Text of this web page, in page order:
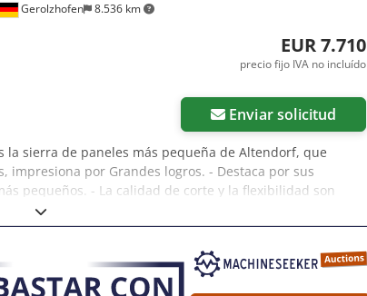
Gerolzhofen 8.536 km
EUR 7.710
precio fijo IVA no incluído
Enviar solicitud
la sierra de paneles más pequeña de Altendorf, que
impresiona por Grandes logros. - Destaca por sus
pequeños. - La calidad de corte y la flexibilidad son
de rodillos dobles, longitud 2000 mm Motor 4 kW,
Altura de corte máx. 100 mm, a 45° máx. 72 mm
corte 1000 mm, ajustable manualmente Corte a la
Aiovyurpjvsha hasta 2600 mm Conexión de
trabajo 910 mm peso desde 450 kg